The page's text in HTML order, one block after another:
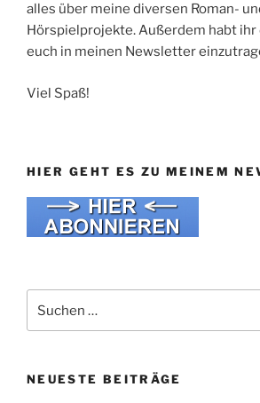
alles über meine diversen Roman-
Hörspielprojekte. Außerdem habt
euch in meinen Newsletter
Viel Spaß!
HIER GEHT ES ZU MEINEM
nach:
NEUESTE BEITRÄGE